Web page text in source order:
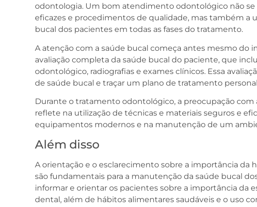
odontologia. Um bom atendimento odontológico não
eficazes e procedimentos de qualidade, mas também a
bucal dos pacientes em todas as fases do tratamento.
A atenção com a saúde bucal começa antes mesmo do
avaliação completa da saúde bucal do paciente, que
odontológico, radiografias e exames clínicos. Essa
de saúde bucal e traçar um plano de tratamento
Durante o tratamento odontológico, a preocupação com
reflete na utilização de técnicas e materiais seguros e
equipamentos modernos e na manutenção de um
Além disso
A orientação e o esclarecimento sobre a importância da
são fundamentais para a manutenção da saúde bucal
informar e orientar os pacientes sobre a importância da
dental, além de hábitos alimentares saudáveis e o uso